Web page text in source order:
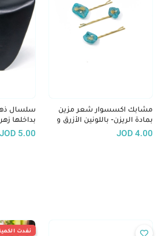
مشابك اكسسوار شعر مزين
بمادة الريزن- باللونين الأزرق و
الكحلي
4.00
JOD
سلسال
بداخلها
5.00
JOD
نفدت